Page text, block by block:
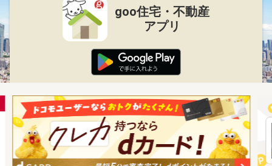
goo住宅・不動産
アプリ